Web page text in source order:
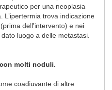
per una neoplasia
L’ipertermia trova indicazione
dell’intervento) e nei
luogo a delle metastasi.
molti noduli.
coadiuvante di altre